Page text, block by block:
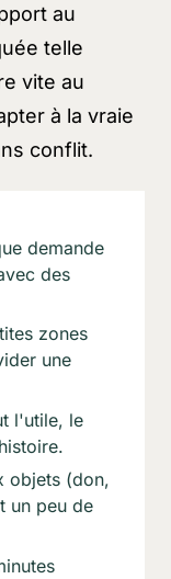
au
telle
vite au
à la vraie
conflit.
demande
des
zones
une
l'utile, le
objets (don,
un peu de